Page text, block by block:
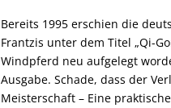
Bereits 1995 erschien die
Frantzis unter dem Titel „Qi-
Windpferd neu aufgelegt
Ausgabe. Schade, dass der
Meisterschaft – Eine